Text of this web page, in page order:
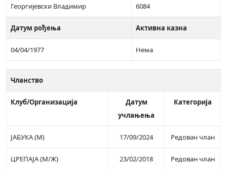
Георгијевски Владимир 6084
Датум рођења Активна казна
04/04/1977 Нема
Чланство
Клуб/Организација
Датум
учлањења
Категорија
ЈАБУКА (М) 17/09/2024 Редован члан
ЦРЕПАЈА (М/Ж) 23/02/2018 Редован члан